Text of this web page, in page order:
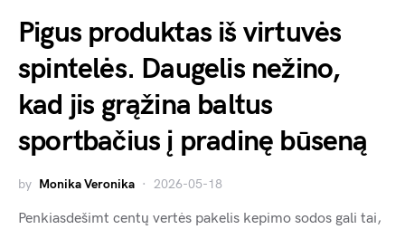
Pigus produktas iš virtuvės
spintelės. Daugelis nežino,
kad jis grąžina baltus
sportbačius į pradinę būseną
by Monika Veronika 2026-05-18
Penkiasdešimt centų vertės pakelis kepimo sodos gali tai,